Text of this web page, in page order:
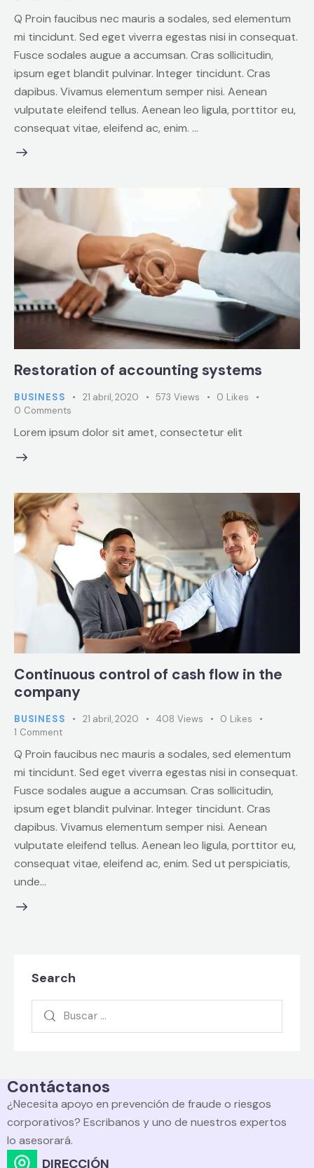
Q Proin faucibus nec mauris a sodales, sed elementum
mi tincidunt. Sed eget viverra egestas nisi in consequat.
Fusce sodales augue a accumsan. Cras sollicitudin,
ipsum eget blandit pulvinar. Integer tincidunt. Cras
dapibus. Vivamus elementum semper nisi. Aenean
vulputate eleifend tellus. Aenean leo ligula, porttitor eu,
consequat vitae, eleifend ac, enim. …
Restoration of accounting systems
BUSINESS 21 abril, 2020 573 Views 0 Likes
0 Comments
Lorem ipsum dolor sit amet, consectetur elit
Continuous control of cash flow in the
company
BUSINESS 21 abril, 2020 408 Views 0 Likes
1 Comment
Q Proin faucibus nec mauris a sodales, sed elementum
mi tincidunt. Sed eget viverra egestas nisi in consequat.
Fusce sodales augue a accumsan. Cras sollicitudin,
ipsum eget blandit pulvinar. Integer tincidunt. Cras
dapibus. Vivamus elementum semper nisi. Aenean
vulputate eleifend tellus. Aenean leo ligula, porttitor eu,
consequat vitae, eleifend ac, enim. Sed ut perspiciatis,
unde…
Search
Contáctanos
¿Necesita apoyo en prevención de fraude o riesgos
corporativos? Escribanos y uno de nuestros expertos
lo asesorará.
DIRECCIÓN